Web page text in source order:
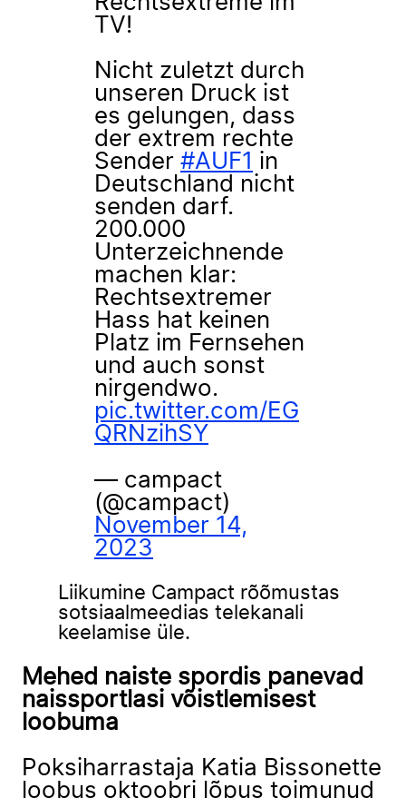
TV!
Nicht zuletzt durch
unseren Druck ist
es gelungen, dass
der extrem rechte
Sender #AUF1 in
Deutschland nicht
senden darf.
200.000
Unterzeichnende
machen klar:
Rechtsextremer
Hass hat keinen
Platz im Fernsehen
und auch sonst
nirgendwo.
pic.twitter.com/EG
QRNzihSY
— campact
(@campact)
November 14,
2023
Liikumine Campact rõõmustas
sotsiaalmeedias telekanali
keelamise üle.
Mehed naiste spordis panevad
naissportlasi võistlemisest
loobuma
Poksiharrastaja Katia Bissonette
loobus oktoobri lõpus toimunud